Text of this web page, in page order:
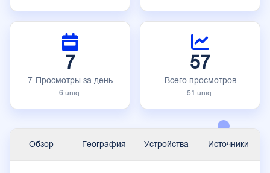
7
7-Просмотры за день
6 uniq.
57
Всего просмотров
51 uniq.
Обзор География Устройства Источники